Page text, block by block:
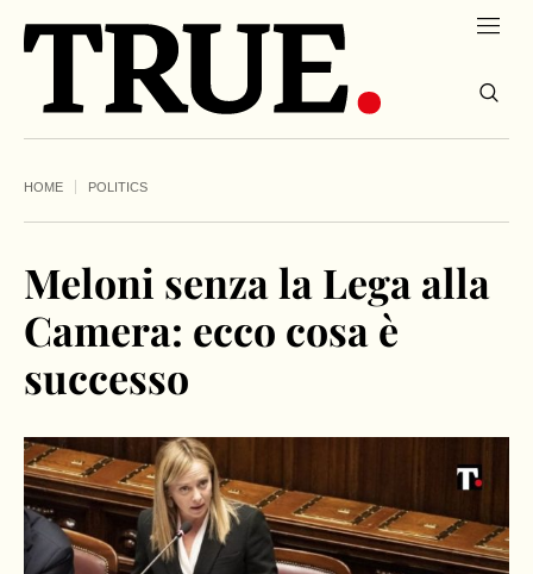
HOME POLITICS
Meloni senza la Lega alla
Camera: ecco cosa è
successo